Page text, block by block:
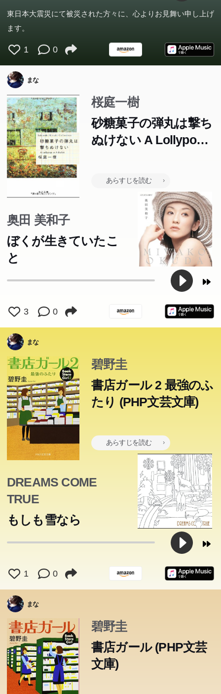
東日本大震災にて被災された方々に、心よりお見舞い申し上げ
ます。
1 0
まな
桜庭一樹
砂糖菓子の弾丸は撃ち
ぬけない A Lollypop
あらすじを読む
奥田 美和子
ぼくが生きていたこ
と
3 0
まな
碧野圭
書店ガール 2 最強のふ
たり (PHP文芸文庫)
あらすじを読む
DREAMS COME
TRUE
もしも雪なら
1 0
まな
碧野圭
書店ガール (PHP文芸
文庫)